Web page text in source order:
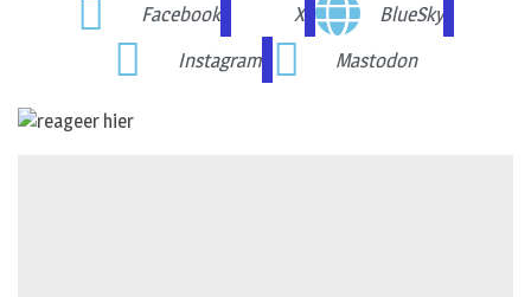
Facebook X
BlueSky
Instagram
Mastodon